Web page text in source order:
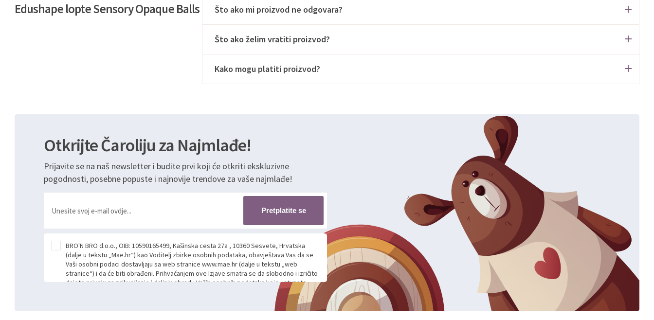
Edushape lopte Sensory Opaque Balls Što ako mi proizvod ne odgovara?
Što ako želim vratiti proizvod?
Kako mogu platiti proizvod?
Otkrijte Čaroliju za Najmlađe!
Prijavite se na naš newsletter i budite prvi koji će otkriti ekskluzivne
pogodnosti, posebne popuste i najnovije trendove za vaše najmlađe!
Pretplatite se
BRO'N BRO d.o.o., OIB: 10590165499, Kašinska cesta 27a , 10360 Sesvete, Hrvatska
(dalje u tekstu „Mae.hr“) kao Voditelj zbirke osobnih podataka, obavještava Vas da se
Vaši osobni podaci dostavljaju sa web stranice www.mae.hr (dalje u tekstu „web
stranice“) i da će biti obrađeni. Prihvaćanjem ove Izjave smatra se da slobodno i izričito
dajete privolu za prikupljanje i daljnju obradu Vaših osobnih podataka koje ustupate
Mae.hr putem ovih web stranica u svrhu odgovora i daljnje komunikacije na Vaš upit
poslan kroz kontakt obrazac. Radi se o dobrovoljnom davanju podataka te ovu Izjavu
niste dužni prihvatiti odnosno niste dužni unositi svoje osobne podatke u jednu od